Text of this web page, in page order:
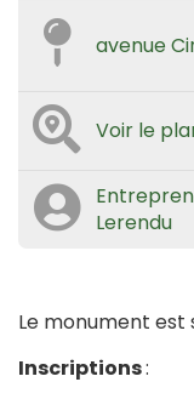
avenue
Voir le
Lerendu
Le monument est
Inscriptions: